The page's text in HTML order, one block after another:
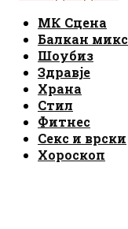
МК Сцена
Балкан микс
Шоубиз
Здравје
Храна
Стил
Фитнес
Секс и врски
Хороскоп